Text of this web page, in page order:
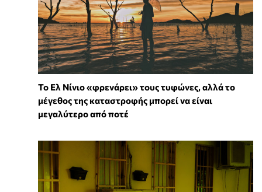
Το Ελ Νίνιο «φρενάρει» τους τυφώνες, αλλά το
μέγεθος της καταστροφής μπορεί να είναι
μεγαλύτερο από ποτέ